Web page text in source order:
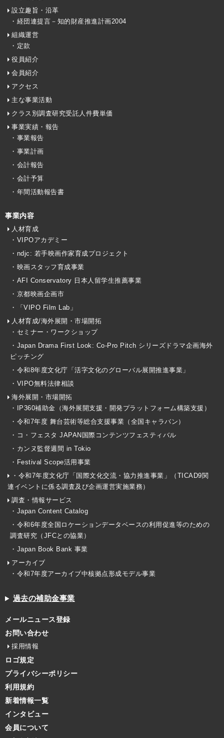
設立趣旨・沿革
・経団連提言－知的財産推進計画2004
組織運営
・定款
役員紹介
会員紹介
アクセス
主な事業活動
クラス別調査研究受託人件費単価
事業実績・報告
・事業報告
・事業計画
・会計報告
・会計予算
・年間活動報告書
事業内容
人材育成
・VIPOアカデミー
・ndjc: 若手映画作家育成プロジェクト
・映画スタッフ育成事業
・AFI Conservatory 日本人留学生推薦事業
・京都映画企画市
・「VIPO Film Lab」
人材育成/海外展開・市場開拓
・セミナー・ワークショップ
・Japan Drama First Look: Co-Pro Pitch シリーズドラマ企画海外
ピッチング
・令和8年度文化庁「活字文化のグローバル展開推進事業」
・VIPO無料法律相談
海外展開・市場開拓
・IP360補助金（海外展開支援・開発プラットフォーム構築支援）
・令和7年度 舞台芸術等総合支援事業（全国キャラバン）
・コ・フェスタ JAPAN国際コンテンツフェスティバル
・カンヌ監督週間 in Tokio
・Festival Scope活用事業
・令和7年度文化庁「国際文化交流・協力推進事業」（TICAD9関
連イベントに係る調査及び企画運営実施業務）
調査・情報サービス
・Japan Content Catalog
・令和6年度全国ロケーションデータベースの利用促進等のための
調査研究（JFCとの協業）
・Japan Book Bank 事業
アーカイブ
・令和7年度アーカイブ中核拠点形成モデル事業
過去の補助金事業
メールニュース登録
お問い合わせ
採用情報
ロゴ規定
プライバシーポリシー
利用規約
新着情報一覧
インタビュー
会員について